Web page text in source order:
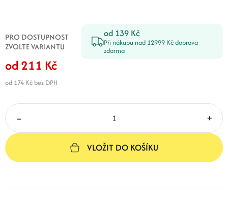
PRO DOSTUPNOST
ZVOLTE VARIANTU
od 139 Kč
Při nákupu nad 12999 Kč doprava
zdarma
od 211 Kč
od 174 Kč bez DPH
– +
VLOŽIT DO KOŠÍKU